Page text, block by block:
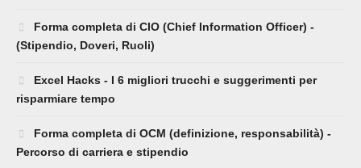
Forma completa di CIO (Chief Information Officer) -
(Stipendio, Doveri, Ruoli)
Excel Hacks - I 6 migliori trucchi e suggerimenti per
risparmiare tempo
Forma completa di OCM (definizione, responsabilità) -
Percorso di carriera e stipendio